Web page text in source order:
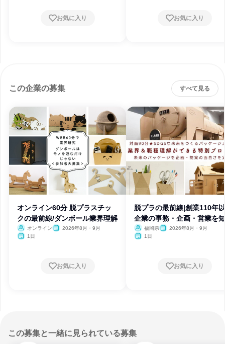
お気に入り お気に入り
この企業の募集 すべて見る
オンライン60分 脱プラスチッ
クの最前線/ダンボール業界理解
オンライン
2026年8月・9月
1日
お気に入り
脱プラの最前線|創業110年
企業の事務・企画・営業を
福岡県
2026年8月・9月
1日
お気に入り
この募集と一緒に見られている募集